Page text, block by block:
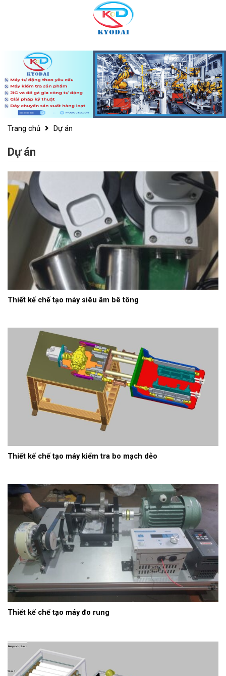
Trang chủ Dự án
Dự án
Thiết kế chế tạo máy siêu âm bê tông
Thiết kế chế tạo máy kiểm tra bo mạch dẻo
Thiết kế chế tạo máy đo rung